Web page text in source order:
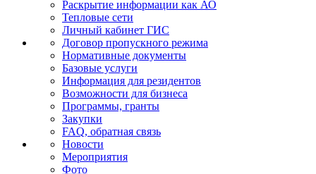
Раскрытие информации как АО
Тепловые сети
Личный кабинет ГИС
Договор пропускного режима
Нормативные документы
Базовые услуги
Информация для резидентов
Возможности для бизнеса
Программы, гранты
Закупки
FAQ, обратная связь
Новости
Мероприятия
Фото